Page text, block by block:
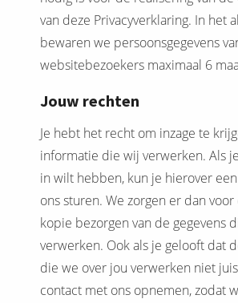
van deze Privacyverklaring. In het
bewaren we persoonsgegevens
websitebezoekers maximaal 6
Jouw rechten
Je hebt het recht om inzage te
informatie die wij verwerken. Als
in wilt hebben, kun je hierover
ons sturen. We zorgen er dan
kopie bezorgen van de gegevens
verwerken. Ook als je gelooft dat
die we over jou verwerken niet
contact met ons opnemen, zodat